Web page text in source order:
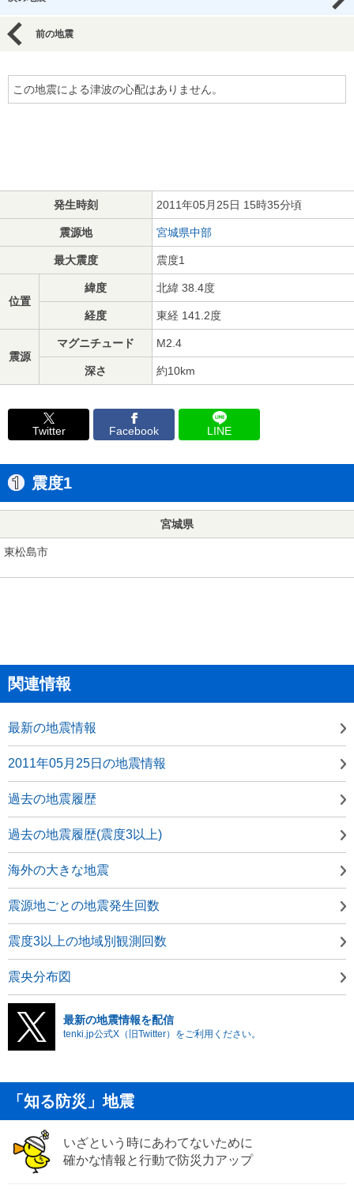
前の地震
この地震による津波の心配はありません。
発生時刻 2011年05月25日 15時35分頃
震源地 宮城県中部
最大震度 震度1
位置
緯度 北緯 38.4度
経度 東経 141.2度
震源
マグニチュード M2.4
深さ 約10km
Twitter Facebook LINE
震度1
宮城県
東松島市
関連情報
最新の地震情報
2011年05月25日の地震情報
過去の地震履歴
過去の地震履歴(震度3以上)
海外の大きな地震
震源地ごとの地震発生回数
震度3以上の地域別観測回数
震央分布図
最新の地震情報を配信
tenki.jp公式X（旧Twitter）をご利用ください。
「知る防災」地震
いざという時にあわてないために
確かな情報と行動で防災力アップ